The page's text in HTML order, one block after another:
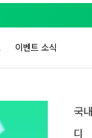
이벤트 소식
국
디